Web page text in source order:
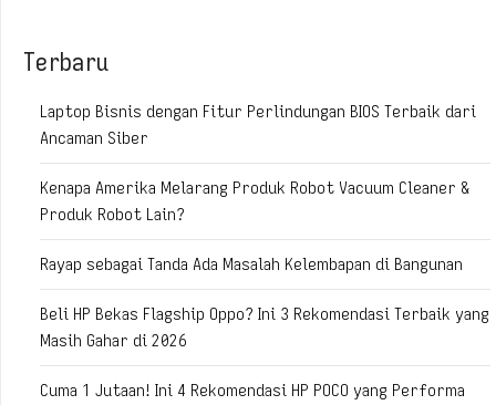
Terbaru
Laptop Bisnis dengan Fitur Perlindungan BIOS Terbaik dari
Ancaman Siber
Kenapa Amerika Melarang Produk Robot Vacuum Cleaner &
Produk Robot Lain?
Rayap sebagai Tanda Ada Masalah Kelembapan di Bangunan
Beli HP Bekas Flagship Oppo? Ini 3 Rekomendasi Terbaik yang
Masih Gahar di 2026
Cuma 1 Jutaan! Ini 4 Rekomendasi HP POCO yang Performa